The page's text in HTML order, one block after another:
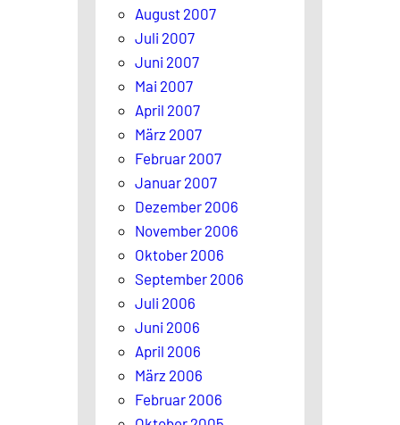
August 2007
Juli 2007
Juni 2007
Mai 2007
April 2007
März 2007
Februar 2007
Januar 2007
Dezember 2006
November 2006
Oktober 2006
September 2006
Juli 2006
Juni 2006
April 2006
März 2006
Februar 2006